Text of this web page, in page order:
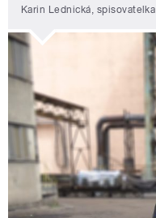
Karin Lednická, spisovatelka